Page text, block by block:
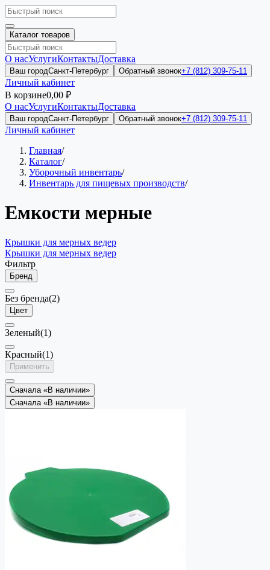
Каталог товаров
О насУслугиКонтактыДоставка
Ваш городСанкт-Петербург Обратный звонок+7 (812) 309-75-11
Личный кабинет
В корзине0,00 ₽
О насУслугиКонтактыДоставка
Ваш городСанкт-Петербург Обратный звонок+7 (812) 309-75-11
Личный кабинет
Главная/
Каталог/
Уборочный инвентарь/
Инвентарь для пищевых производств/
Емкости мерные
Крышки для мерных ведер
Крышки для мерных ведер
Фильтр
Бренд
Без бренда(2)
Цвет
Зеленый(1)
Красный(1)
Применить
Сначала «В наличии»
Сначала «В наличии»